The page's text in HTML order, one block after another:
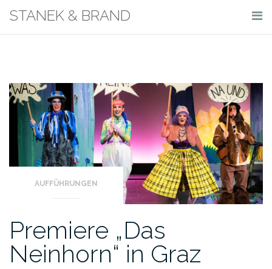
content
STANEK & BRAND
AUFFÜHRUNGEN
Premiere „Das
Neinhorn“ in Graz